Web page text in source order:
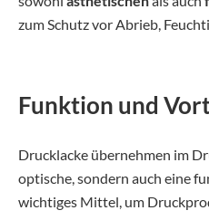
zum Schutz vor Abrieb,
Funktion und
Drucklacke übernehmen im
optische, sondern auch eine
wichtiges Mittel, um